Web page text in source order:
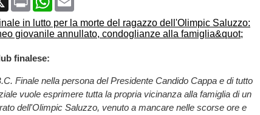
finalese:
Finale nella persona del Presidente Candido Cappa e di tutto
vuole esprimere tutta la propria vicinanza alla famiglia di un
dell'Olimpic Saluzzo, venuto a mancare nelle scorse ore e